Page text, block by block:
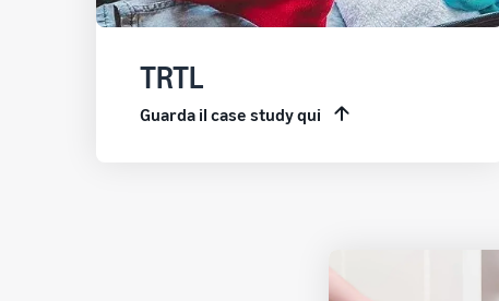
TRTL
Guarda il case study qui